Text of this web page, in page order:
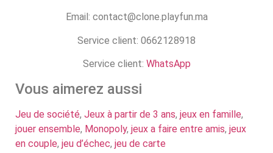
Email: contact@clone.playfun.ma
Service client: 0662128918
Service client: WhatsApp
Vous aimerez aussi
Jeu de société, Jeux à partir de 3 ans, jeux en famille,
jouer ensemble, Monopoly, jeux a faire entre amis, jeux
en couple, jeu d’échec, jeu de carte